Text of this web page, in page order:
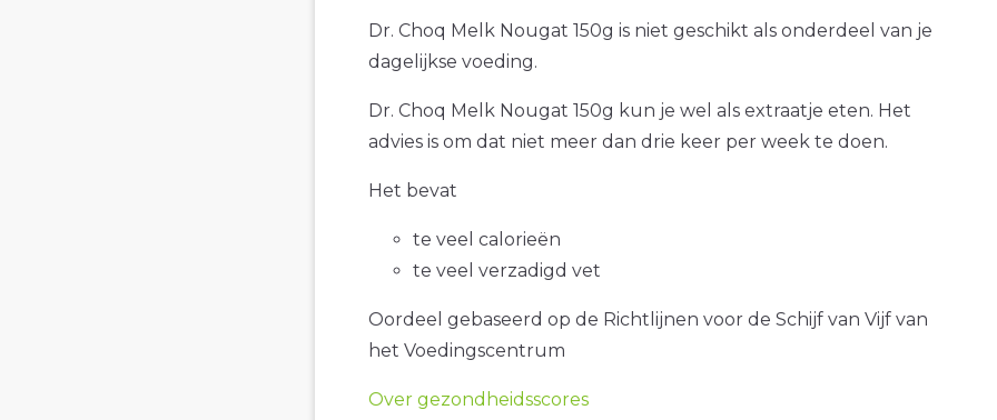
Dr. Choq Melk Nougat 150g is niet geschikt als onderdeel van je
dagelijkse voeding.
Dr. Choq Melk Nougat 150g kun je wel als extraatje eten. Het
advies is om dat niet meer dan drie keer per week te doen.
Het bevat
te veel calorieën
te veel verzadigd vet
Oordeel gebaseerd op de Richtlijnen voor de Schijf van Vijf van
het Voedingscentrum
Over gezondheidsscores